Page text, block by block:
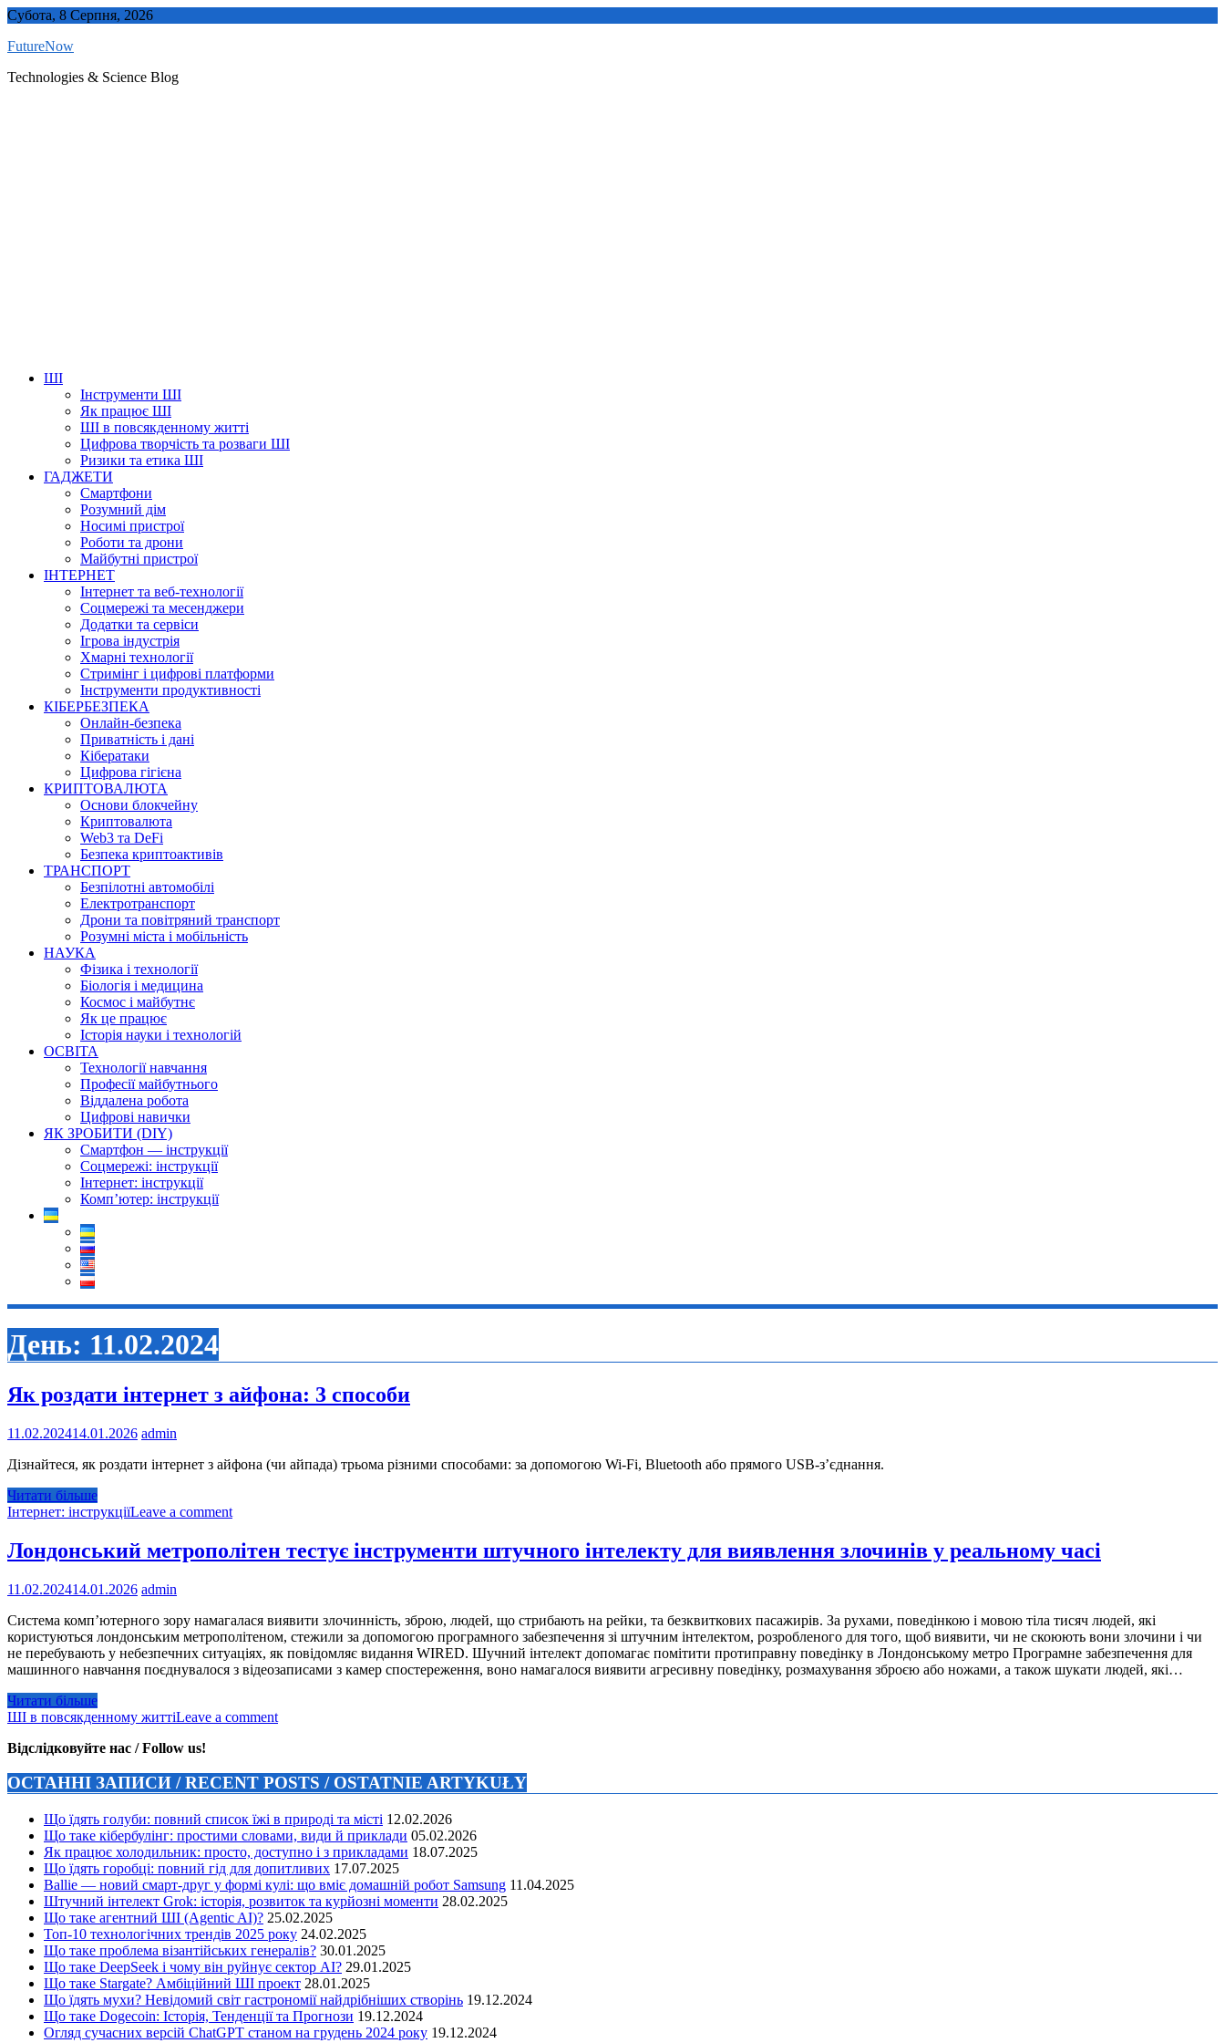
Skip
content
Субота, 8 Серпня, 2026
FutureNow
Technologies & Science Blog
ШІ
Інструменти ШІ
Як працює ШІ
ШІ в повсякденному житті
Цифрова творчість та розваги ШІ
Ризики та етика ШІ
ГАДЖЕТИ
Смартфони
Розумний дім
Носимі пристрої
Роботи та дрони
Майбутні пристрої
ІНТЕРНЕТ
Інтернет та веб-технології
Соцмережі та месенджери
Додатки та сервіси
Ігрова індустрія
Хмарні технології
Стримінг і цифрові платформи
Інструменти продуктивності
КІБЕРБЕЗПЕКА
Онлайн-безпека
Приватність і дані
Кібератаки
Цифрова гігієна
КРИПТОВАЛЮТА
Основи блокчейну
Криптовалюта
Web3 та DeFi
Безпека криптоактивів
ТРАНСПОРТ
Безпілотні автомобілі
Електротранспорт
Дрони та повітряний транспорт
Розумні міста і мобільність
НАУКА
Фізика і технології
Біологія і медицина
Космос і майбутнє
Як це працює
Історія науки і технологій
ОСВІТА
Технології навчання
Професії майбутнього
Віддалена робота
Цифрові навички
ЯК ЗРОБИТИ (DIY)
Смартфон — інструкції
Соцмережі: інструкції
Інтернет: інструкції
Комп’ютер: інструкції
День: 11.02.2024
Як роздати інтернет з айфона: 3 способи
11.02.202414.01.2026 admin
Дізнайтеся, як роздати інтернет з айфона (чи айпада) трьома різними способами: за допомогою Wi-Fi, Bluetooth або прямого USB-з’єднання.
Читати більше
Інтернет: інструкціїLeave a comment
Лондонський метрополітен тестує інструменти штучного інтелекту для виявлення злочинів у реальному часі
11.02.202414.01.2026 admin
Система комп’ютерного зору намагалася виявити злочинність, зброю, людей, що стрибають на рейки, та безквиткових пасажирів. За рухами, поведінкою і мовою тіла тисяч людей, які
користуються лондонським метрополітеном, стежили за допомогою програмного забезпечення зі штучним інтелектом, розробленого для того, щоб виявити, чи не скоюють вони злочини і чи
не перебувають у небезпечних ситуаціях, як повідомляє видання WIRED. Шучний інтелект допомагає помітити протиправну поведінку в Лондонському метро Програмне забезпечення для
машинного навчання поєднувалося з відеозаписами з камер спостереження, воно намагалося виявити агресивну поведінку, розмахування зброєю або ножами, а також шукати людей, які…
Читати більше
ШІ в повсякденному життіLeave a comment
Відслідковуйте нас / Follow us!
ОСТАННІ ЗАПИСИ / RECENT POSTS / OSTATNIE ARTYKUŁY
Що їдять голуби: повний список їжі в природі та місті 12.02.2026
Що таке кібербулінг: простими словами, види й приклади 05.02.2026
Як працює холодильник: просто, доступно і з прикладами 18.07.2025
Що їдять горобці: повний гід для допитливих 17.07.2025
Ballie — новий смарт-друг у формі кулі: що вміє домашній робот Samsung 11.04.2025
Штучний інтелект Grok: історія, розвиток та курйозні моменти 28.02.2025
Що таке агентний ШІ (Agentic AI)? 25.02.2025
Топ-10 технологічних трендів 2025 року 24.02.2025
Що таке проблема візантійських генералів? 30.01.2025
Що таке DeepSeek і чому він руйнує сектор АІ? 29.01.2025
Що таке Stargate? Амбіційний ШІ проект 28.01.2025
Що їдять мухи? Невідомий світ гастрономії найдрібніших створінь 19.12.2024
Що таке Dogecoin: Історія, Тенденції та Прогнози 19.12.2024
Огляд сучасних версій ChatGPT станом на грудень 2024 року 19.12.2024